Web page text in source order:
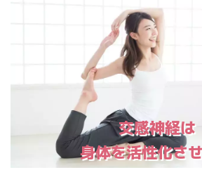
交感神経は
身体を活性化させ